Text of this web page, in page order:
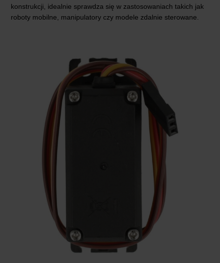
konstrukcji, idealnie sprawdza się w zastosowaniach takich jak
roboty mobilne, manipulatory czy modele zdalnie sterowane.